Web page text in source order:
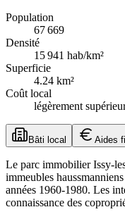
Population
67 669
Densité
15 941 hab/km²
Superficie
4.24 km²
Coût local
légèrement
Bâti local Aides
Le parc immobilier Issy-
immeubles
années 1960-1980. Les
connaissance des